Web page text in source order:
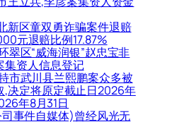
新区童双勇诈骗案件退赔
元退赔比例17.87%
翠区“威海润银”赵忠宝非
集资人信息登记
市武川县兰熙鹏案众多被
,决定将原定截止日2026年
年8月31日
事件自媒体)曾经风光无